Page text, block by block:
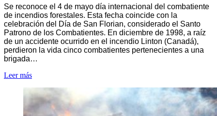
Se reconoce el 4 de mayo día internacional del combatiente
de incendios forestales. Esta fecha coincide con la
celebración del Día de San Florian, considerado el Santo
Patrono de los Combatientes. En diciembre de 1998, a raíz
de un accidente ocurrido en el incendio Linton (Canadá),
perdieron la vida cinco combatientes pertenecientes a una
brigada…
Leer más